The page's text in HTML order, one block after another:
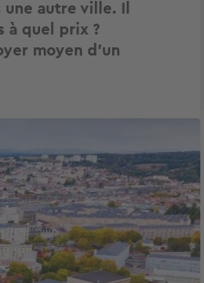
autre ville. Il
à quel prix ?
moyen d’un